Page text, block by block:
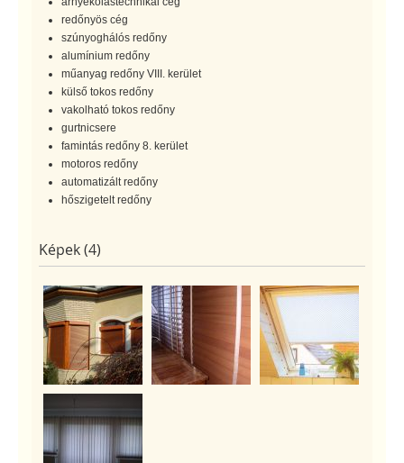
redőnyös cég
szúnyoghálós redőny
alumínium redőny
műanyag redőny VIII. kerület
külső tokos redőny
vakolható tokos redőny
gurtnicsere
famintás redőny 8. kerület
motoros redőny
automatizált redőny
hőszigetelt redőny
Képek (4)